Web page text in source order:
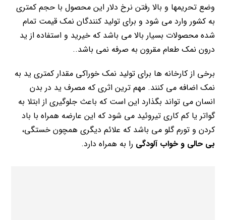
وضع تحریمها و بالا رفتن نرخ دلار این محصول با حجم کمتری
به کشور وارد می شود و برای تولید کنندگان نمک قیمت تمام
شده محصولات بسیار بالا می باشد که خیرید و استفاده از ید
درون نمک طعام مقرون به صرفه نمی باشد..
برخی از کارخانه ها برای تولید نمک خوراکی مقدار کمتری ید به
نمک اضافه می کنند. مهم ترین اثری که مصرف ید در بدن
انسان می تواند بگذارد این است که باعث جلوگیری از ابتلا به
گواتر یا کم کاری تیروئید می شود که این عارضه همراه با باد
کردن و تورم گلو می باشد که علائم دیگری همچون خستگی،
بی حالی و خواب آلودگی را به همراه دارد.